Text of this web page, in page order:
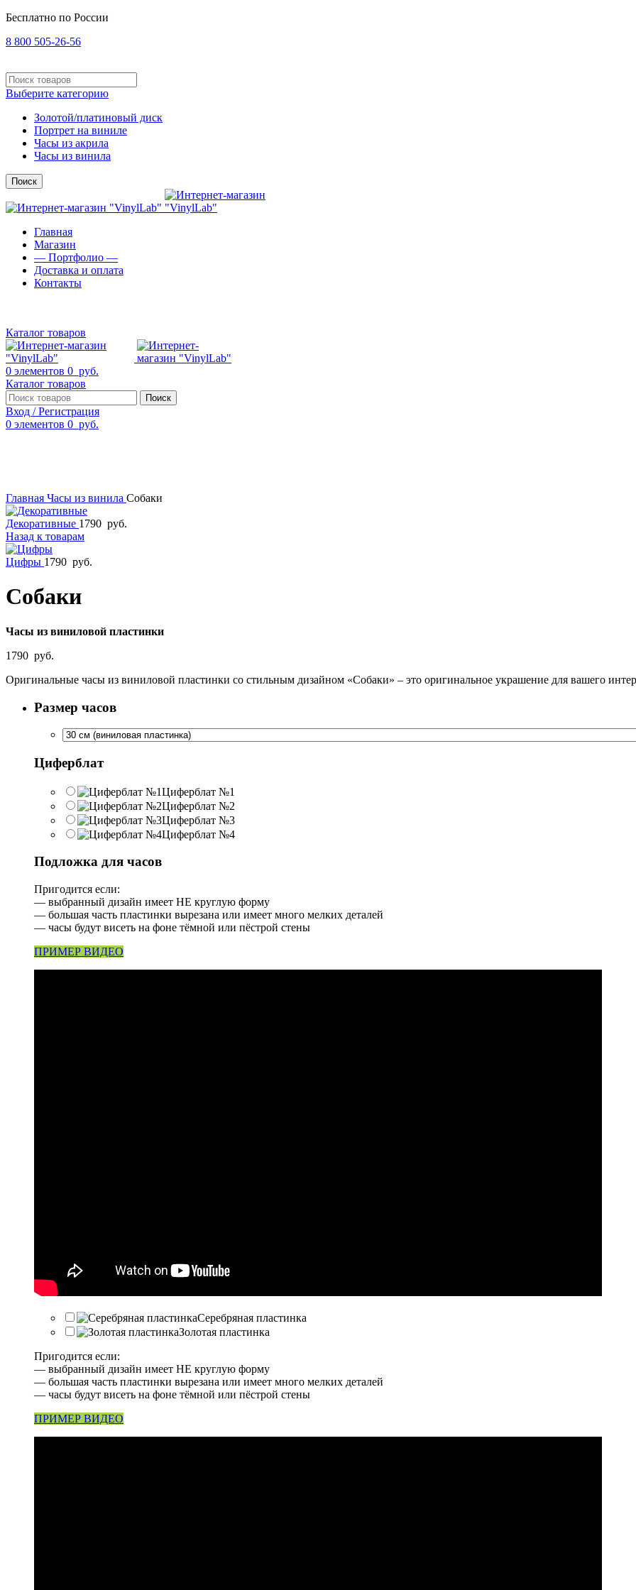
Бесплатно по России
8 800 505-26-56
Выберите категорию
Золотой/платиновый диск
Портрет на виниле
Часы из акрила
Часы из винила
Поиск
Главная
Магазин
— Портфолио —
Доставка и оплата
Контакты
Каталог товаров
0 элементов 0 руб.
Каталог товаров
Поиск
Вход / Регистрация
0 элементов 0 руб.
Главная Часы из винила Собаки
Декоративные 1790 руб.
Назад к товарам
Цифры 1790 руб.
Собаки
Часы из виниловой пластинки
1790 руб.
Оригинальные часы из виниловой пластинки со стильным дизайном «Собаки» – это оригинальное украшение для вашего
Размер часов
Циферблат
Циферблат №1
Циферблат №2
Циферблат №3
Циферблат №4
Подложка для часов
Пригодится если:
— выбранный дизайн имеет НЕ круглую форму
— большая часть пластинки вырезана или имеет много мелких деталей
— часы будут висеть на фоне тёмной или пёстрой стены
ПРИМЕР ВИДЕО
Серебряная пластинка
Золотая пластинка
Пригодится если:
— выбранный дизайн имеет НЕ круглую форму
— большая часть пластинки вырезана или имеет много мелких деталей
— часы будут висеть на фоне тёмной или пёстрой стены
ПРИМЕР ВИДЕО